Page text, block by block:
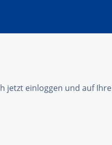
jetzt einloggen und auf Ihre